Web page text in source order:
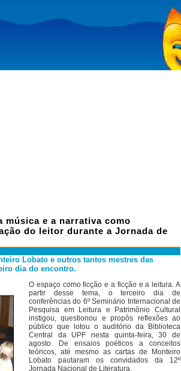
música e a narrativa como
do leitor durante a Jornada de
Lobato e outros tantos mestres das
dia do encontro.
O espaço como ficção e a ficção e a leitura. A
partir desse tema, o terceiro dia de
conferências do 6º Seminário Internacional de
Pesquisa em Leitura e Patrimônio Cultural
instigou, questionou e propôs reflexões ao
público que lotou o auditório da Biblioteca
Central da UPF nesta quinta-feira, 30 de
agosto. De ensaios poéticos a conceitos
teóricos, até mesmo as cartas de Monteiro
Lobato pautaram os convidados da 12º
Jornada Nacional de Literatura.